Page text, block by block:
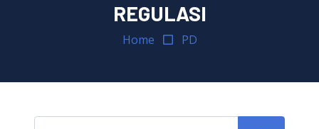
REGULASI
Home PD